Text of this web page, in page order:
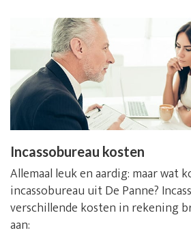
Incassobureau kosten
Allemaal leuk en aardig: maar wat
incassobureau uit De Panne?
verschillende kosten in rekening
aan: